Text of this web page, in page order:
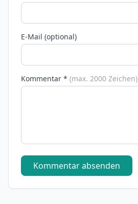
E-Mail (optional)
Kommentar * (max. 2000 Zeichen)
Kommentar absenden